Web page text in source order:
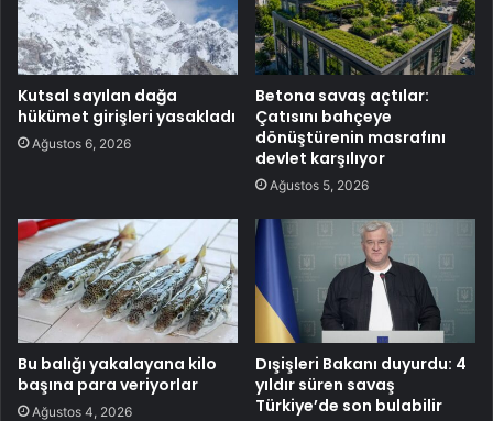
Kutsal sayılan dağa
hükümet girişleri yasakladı
Ağustos 6, 2026
Betona savaş açtılar:
Çatısını bahçeye
dönüştürenin masrafını
devlet karşılıyor
Ağustos 5, 2026
Bu balığı yakalayana kilo
başına para veriyorlar
Ağustos 4, 2026
Dışişleri Bakanı duyurdu: 4
yıldır süren savaş
Türkiye’de son bulabilir